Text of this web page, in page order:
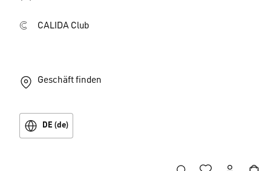
CALIDA Club
Geschäft finden
DE (de)